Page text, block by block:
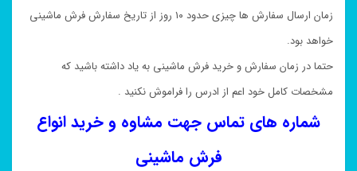
زمان ارسال سفارش ها چیزی حدود ۱۰ روز از تاریخ سفارش فرش ماشینی
خواهد بود.
حتما در زمان سفارش و خرید فرش ماشینی به یاد داشته باشید که
مشخصات کامل خود اعم از ادرس را فراموش نکنید .
شماره های تماس جهت مشاوه و خرید انواع
فرش ماشینی